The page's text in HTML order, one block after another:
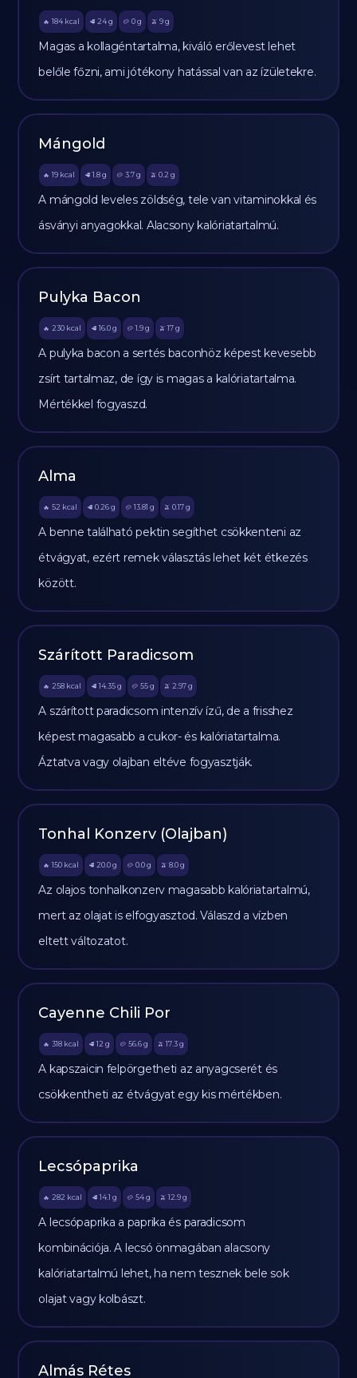
🔥 184 kcal 🥩 24 g 🥔 0g 🫒 9 g
Magas a kollagéntartalma, kiváló erőlevest lehet
belőle főzni, ami jótékony hatással van az ízületekre.
Mángold
🔥 19 kcal 🥩 1.8 g 🥔 3.7g 🫒 0.2 g
A mángold leveles zöldség, tele van vitaminokkal és
ásványi anyagokkal. Alacsony kalóriatartalmú.
Pulyka Bacon
🔥 230 kcal 🥩 16.0 g 🥔 1.9g 🫒 17 g
A pulyka bacon a sertés baconhöz képest kevesebb
zsírt tartalmaz, de így is magas a kalóriatartalma.
Mértékkel fogyaszd.
Alma
🔥 52 kcal 🥩 0.26 g 🥔 13.81 g 🫒 0.17 g
A benne található pektin segíthet csökkenteni az
étvágyat, ezért remek választás lehet két étkezés
között.
Szárított Paradicsom
🔥 258 kcal 🥩 14.35 g 🥔 55g 🫒 2.97 g
A szárított paradicsom intenzív ízű, de a frisshez
képest magasabb a cukor- és kalóriatartalma.
Áztatva vagy olajban eltéve fogyasztják.
Tonhal Konzerv (Olajban)
🔥 150 kcal 🥩 20.0 g 🥔 0.0g 🫒 8.0 g
Az olajos tonhalkonzerv magasabb kalóriatartalmú,
mert az olajat is elfogyasztod. Válaszd a vízben
eltett változatot.
Cayenne Chili Por
🔥 318 kcal 🥩 12 g 🥔 56.6g 🫒 17.3 g
A kapszaicin felpörgetheti az anyagcserét és
csökkentheti az étvágyat egy kis mértékben.
Lecsópaprika
🔥 282 kcal 🥩 14.1 g 🥔 54g 🫒 12.9 g
A lecsópaprika a paprika és paradicsom
kombinációja. A lecsó önmagában alacsony
kalóriatartalmú lehet, ha nem tesznek bele sok
olajat vagy kolbászt.
Almás Rétes